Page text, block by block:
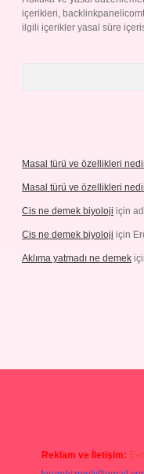
içerikleri,
ilgili içerikler yasal süre
Masal türü ve özellikleri
Masal türü ve özellikleri
Cis ne demek biyoloji için
Cis ne demek biyoloji için
Aklıma yatmadı ne demek
Reklam ve İletişim: E-